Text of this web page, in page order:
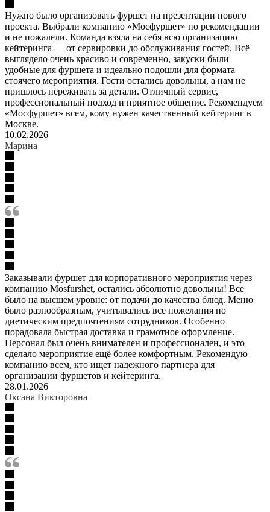
Нужно было организовать фуршет на презентации нового
проекта. Выбрали компанию «Мосфуршет» по рекомендации
и не пожалели. Команда взяла на себя всю организацию
кейтеринга — от сервировки до обслуживания гостей. Всё
выглядело очень красиво и современно, закуски были
удобные для фуршета и идеально подошли для формата
стоячего мероприятия. Гости остались довольны, а нам не
пришлось переживать за детали. Отличный сервис,
профессиональный подход и приятное общение. Рекомендуем
«Мосфуршет» всем, кому нужен качественный кейтеринг в
Москве.
10.02.2026
Марина
Заказывали фуршет для корпоративного мероприятия через
компанию Mosfurshet, остались абсолютно довольны! Все
было на высшем уровне: от подачи до качества блюд. Меню
было разнообразным, учитывались все пожелания по
диетическим предпочтениям сотрудников. Особенно
порадовала быстрая доставка и грамотное оформление.
Персонал был очень внимателен и профессионален, и это
сделало мероприятие ещё более комфортным. Рекомендую
компанию всем, кто ищет надежного партнера для
организации фуршетов и кейтеринга.
28.01.2026
Оксана Викторовна